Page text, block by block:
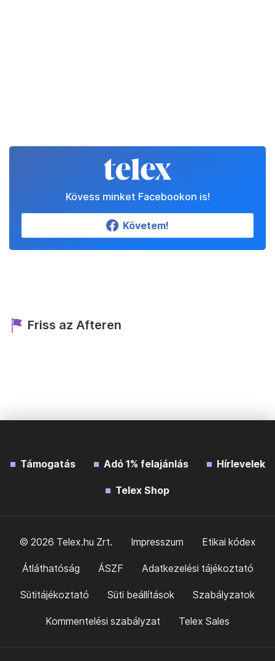
Kövess minket Facebookon is!
Követem!
Friss az Afteren
Támogatás Adó 1% felajánlás Hírlevelek
Telex Shop
© 2026 Telex.hu Zrt. Impresszum Etikai kódex
Átláthatóság ÁSZF Adatkezelési tájékoztató
Sütitájékoztató Süti beállítások Szabályzatok
Kommentelési szabályzat Telex Sales